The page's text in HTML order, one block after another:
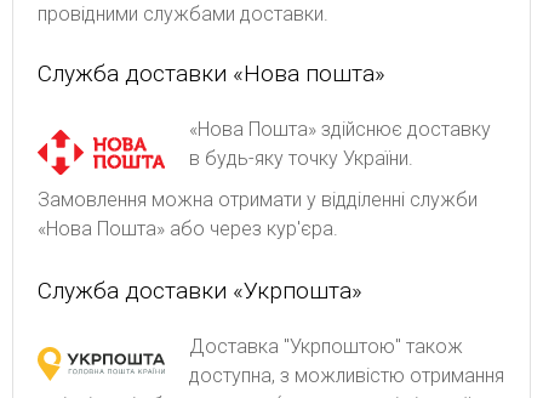
провідними службами доставки.
Служба доставки «Нова пошта»
«Нова Пошта» здійснює доставку
в будь-яку точку України.
Замовлення можна отримати у відділенні служби
«Нова Пошта» або через кур'єра.
Служба доставки «Укрпошта»
Доставка "Укрпоштою" також
доступна, з можливістю отримання